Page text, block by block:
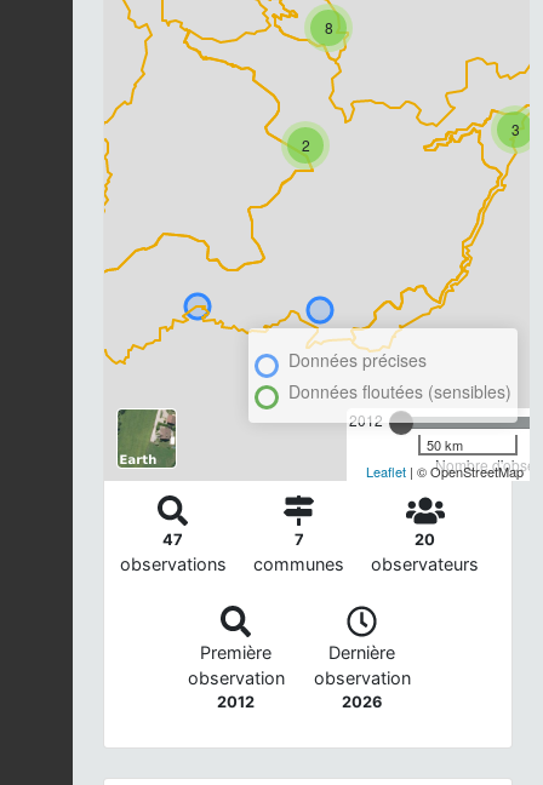
3
2
8
2012
Nombre
Données précises
Données floutées (sensibles)
50 km
Leaflet | © OpenStreetMap
47
observations
7
communes
20
observateurs
Première
observation
2012
Dernière
observation
2026